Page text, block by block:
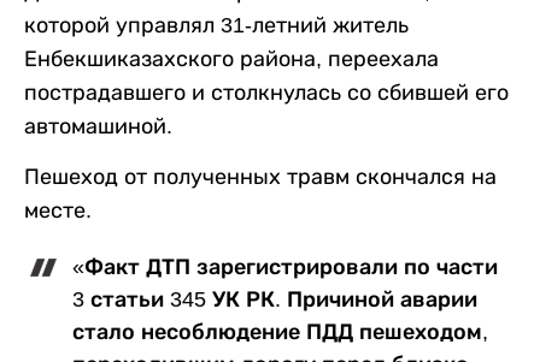
которой управлял 31-летний житель
Енбекшиказахского района, переехала
пострадавшего и столкнулась со сбившей его
автомашиной.
Пешеход от полученных травм скончался на
месте.
«Факт ДТП зарегистрировали по части
3 статьи 345 УК РК. Причиной аварии
стало несоблюдение ПДД пешеходом,